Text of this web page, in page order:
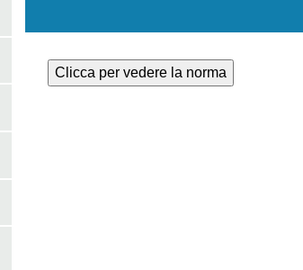
Clicca per vedere la norma